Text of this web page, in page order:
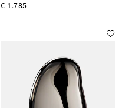
€ 1.785
original price